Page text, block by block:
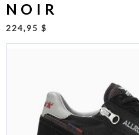
NOIR
224,95 $